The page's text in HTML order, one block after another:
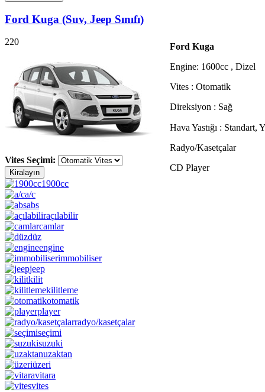
Ford Kuga (Suv, Jeep Sınıfı)
220
Vites Seçimi:
Ford Kuga
Engine: 1600cc , Dizel
Vites : Otomatik
Direksiyon : Sağ
Hava Yastığı : Standart,
Radyo/Kasetçalar
CD Player
1900cc
a/c
abs
açılabilir
camlar
düz
engine
immobiliser
jeep
kilit
kilitleme
otomatik
player
radyo/kasetçalar
seçimi
suzuki
uzaktan
üzeri
vitara
vites